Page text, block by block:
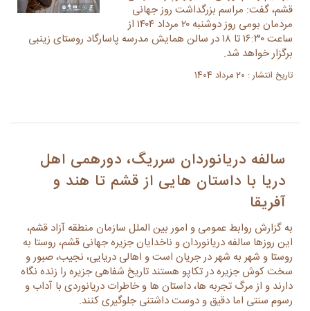
قشم، گفت: مراسم بزرگداشت روز جهانی
مردمان بومی روز دوشنبه ۲۰ مرداد ۱۴۰۴ از
ساعت ۱۶:۳۰ تا ۱۸ در سالن همایش مدرسه پاسارگاد روستای زینبی
برگزار خواهد شد.
تاریخ انتشار : 20 مرداد 1404
سالفه دریانوردان سرریگ، دورهمی اهل
دریا با داستان هایی از قشم تا هند و
آفریقا
به گزارش روابط عمومی و امور بین الملل سازمان منطقه آزاد قشم،
این روزها سالفه دریانوردان و ناخدایان جزیره جهانی قشم، روستا به
روستا و شهر به شهر در جریان است و اهالی دریایی، نجیب، صبور و
سخت کوش جزیره در تکاپو هستند تاریخ شفاهی جزیره را زنده نگاه
دارند و از مرگ تجربه ها، داستان ها و خاطرات دریانوردی با آداب و
رسوم سنتی اما دقیق و دوست داشتنی جلوگیری کنند.